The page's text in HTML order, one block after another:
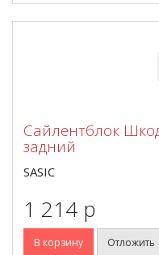
Сайлентблок
задний
SASIC
1 214 p
В корзину Отложить